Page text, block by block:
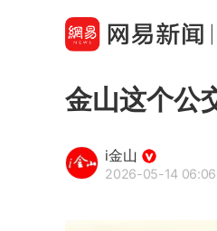
金山这个公
i金山
2026-05-14 06:06